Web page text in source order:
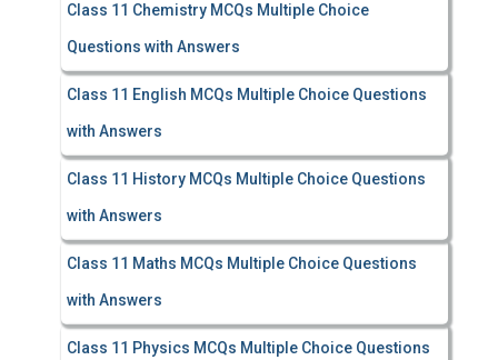
Class 11 Chemistry MCQs Multiple Choice
Questions with Answers
Class 11 English MCQs Multiple Choice Questions
with Answers
Class 11 History MCQs Multiple Choice Questions
with Answers
Class 11 Maths MCQs Multiple Choice Questions
with Answers
Class 11 Physics MCQs Multiple Choice Questions